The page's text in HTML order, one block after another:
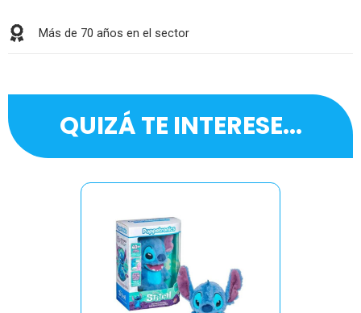
Más de 70 años en el sector
QUIZÁ TE INTERESE...